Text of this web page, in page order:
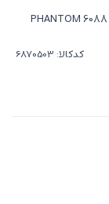
کدکالا: